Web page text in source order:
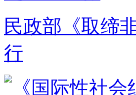
民政部《取缔
行